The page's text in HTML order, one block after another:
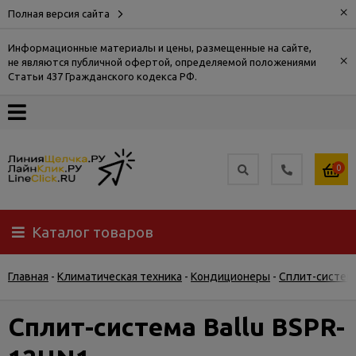
Полная версия сайта ×
Информационные материалы и цены, размещенные на сайте,
не являются публичной офертой, определяемой положениями
Статьи 437 Гражданского кодекса РФ.
×
О
Доставка
Самовывоз
Гарантия
возврат
0
Каталог товаров
Главная - Климатическая техника - Кондиционеры - Сплит-
Сплит-система Ballu BSPR-